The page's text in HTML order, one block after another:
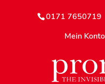
0171 7650719
Mein Konto